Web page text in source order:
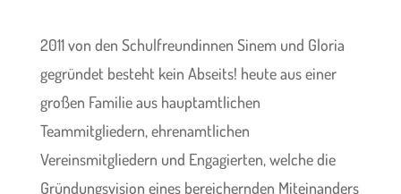
2011 von den Schulfreundinnen Sinem und Gloria
gegründet besteht kein Abseits! heute aus einer
großen Familie aus hauptamtlichen
Teammitgliedern, ehrenamtlichen
Vereinsmitgliedern und Engagierten, welche die
Gründungsvision eines bereichernden Miteinanders